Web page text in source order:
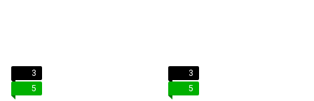
3
5
3
5